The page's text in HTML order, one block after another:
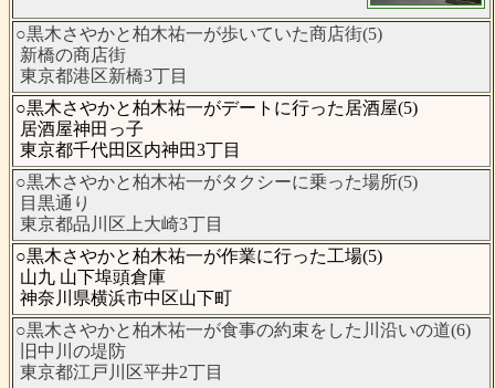
○黒木さやかと柏木祐一が歩いていた商店街(5)
新橋の商店街
東京都港区新橋3丁目
○黒木さやかと柏木祐一がデートに行った居酒屋(5)
居酒屋神田っ子
東京都千代田区内神田3丁目
○黒木さやかと柏木祐一がタクシーに乗った場所(5)
目黒通り
東京都品川区上大崎3丁目
○黒木さやかと柏木祐一が作業に行った工場(5)
山九 山下埠頭倉庫
神奈川県横浜市中区山下町
○黒木さやかと柏木祐一が食事の約束をした川沿いの道(6)
旧中川の堤防
東京都江戸川区平井2丁目